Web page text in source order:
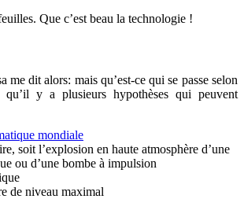
Que c’est beau la technologie !
me dit alors: mais qu’est-ce qui se passe selon
y a plusieurs hypothèses qui peuvent
mondiale
soit l’explosion en haute atmosphère d’une
ou d’une bombe à impulsion
de niveau maximal